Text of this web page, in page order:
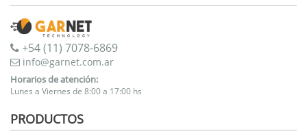
+54 (11) 7078-6869
info@garnet.com.ar
Horarios de atención:
Lunes a Viernes de 8:00 a 17:00 hs
PRODUCTOS